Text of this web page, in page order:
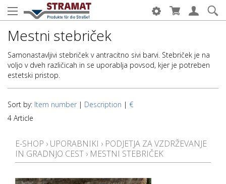
Mestni stebriček
Samonastavljivi stebriček v antracitno sivi barvi. Stebriček je na
voljo v dveh različicah in se uporablja povsod, kjer je potreben
estetski pristop.
Sort by: Item number | Description | €
4 Article
E-SHOP › UPORABNIKI › PODJETJA ZA VZDRŽEVANJE
IN GRADNJO CEST › MESTNI STEBRIČEK